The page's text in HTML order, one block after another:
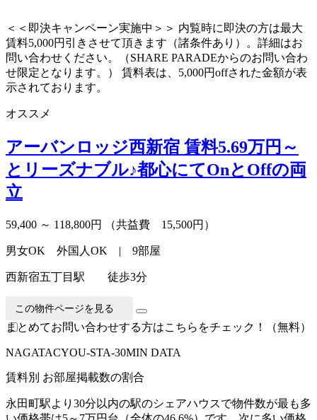
＜＜即決キャンペーン実施中＞＞ 内覧時に即決の方は最大
賃料5,000円引きさせて頂きます（諸条件あり）。詳細はお
問い合わせください。（SHARE PARADEからのお問い合わ
せ限定となります。） 賃料表は、5,000円offされた金額が表
示されております。
オススメ
アーバンロッジ西新宿 賃料5.69万円～
とリーズナブル♪都心にてOnとOffの両
立
59,400 ～ 118,800円 （共益費 15,500円）
男女OK 外国人OK | 9部屋
西新宿五丁目駅 徒歩3分
この物件ページを見る
まとめてお問い合わせする方はこちらをチェック！（無料）
NAGATACYOU-STA-30MIN DATA
賃料別 お部屋掲載数の割合
永田町駅より30分以内の駅のシェアハウスで物件数が最も多